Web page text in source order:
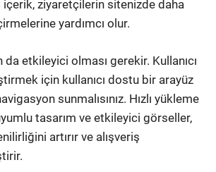
içerik, ziyaretçilerin sitenizde daha
yardımcı olur.
da etkileyici olması gerekir. Kullanıcı
için kullanıcı dostu bir arayüz
sunmalısınız. Hızlı yükleme
tasarım ve etkileyici görseller,
artırır ve alışveriş